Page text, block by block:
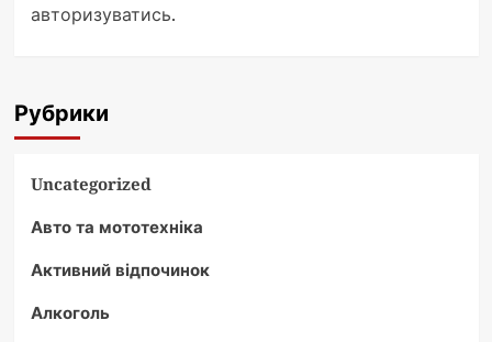
авторизуватись.
Рубрики
Uncategorized
Авто та мототехніка
Активний відпочинок
Алкоголь